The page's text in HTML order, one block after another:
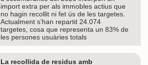
import extra per als immobles actius que
no hagin recollit ni fet ús de les targetes.
Actualment s’han repartit 24.074
targetes, cosa que representa un 83% de
les persones usuàries totals
La recollida de residus amb